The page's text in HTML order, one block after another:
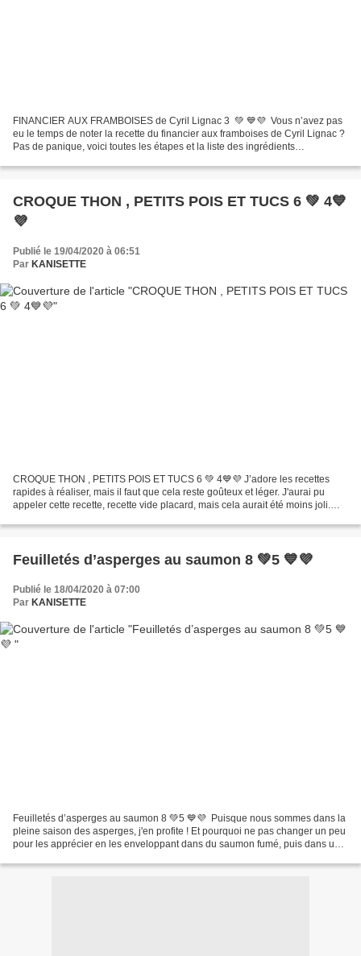
FINANCIER AUX FRAMBOISES de Cyril Lignac 3 💚 💙💜 Vous n’avez pas
eu le temps de noter la recette du financier aux framboises de Cyril Lignac ?
Pas de panique, voici toutes les étapes et la liste des ingrédients
CROQUE THON , PETITS POIS ET TUCS 6 💚 4💙
💜
Publié le 19/04/2020 à 06:51
Par KANISETTE
CROQUE THON , PETITS POIS ET TUCS 6 💚 4💙💜 J’adore les recettes
rapides à réaliser, mais il faut que cela reste goûteux et léger. J'aurai pu
appeler cette recette, recette vide placard, mais cela aurait été moins joli.
Feuilletés d’asperges au saumon 8 💚5 💙💜
Publié le 18/04/2020 à 07:00
Par KANISETTE
Feuilletés d’asperges au saumon 8 💚5 💙💜 Puisque nous sommes dans la
pleine saison des asperges, j'en profite ! Et pourquoi ne pas changer un peu
pour les apprécier en les enveloppant dans du saumon fumé, puis dans une